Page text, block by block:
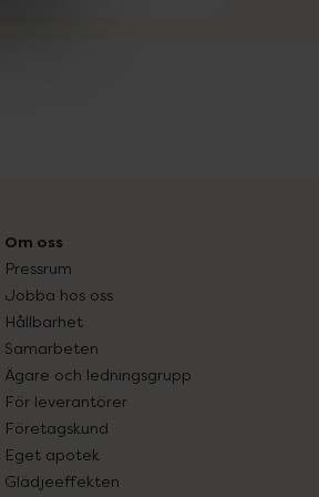
Om oss
Pressrum
Jobba hos oss
Hållbarhet
Samarbeten
Ägare och ledningsgrupp
För leverantörer
Företagskund
Eget apotek
Glädjeeffekten